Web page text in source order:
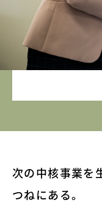
次の中核事業を
つねにある。